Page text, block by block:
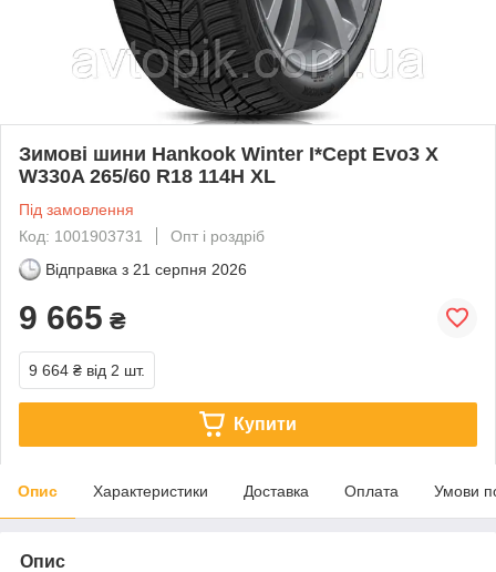
Зимові шини Hankook Winter I*Cept Evo3 X
W330A 265/60 R18 114H XL
Під замовлення
Код: 1001903731
Опт і роздріб
Відправка з 21 серпня 2026
9 665 ₴
9 664 ₴ від 2 шт.
Купити
Опис Характеристики Доставка Оплата Умови
Опис